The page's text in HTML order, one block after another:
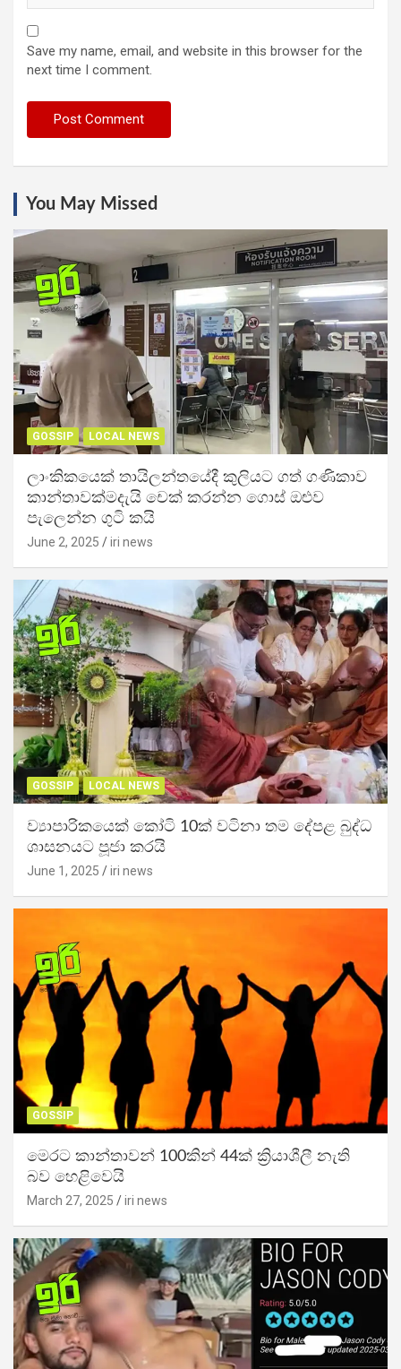
Save my name, email, and website in this browser for the
next time I comment.
You May Missed
GOSSIP LOCAL NEWS
ලාංකිකයෙක් තායිලන්තයේදී කුලියට ගත් ගණිකාව
කාන්තාවක්මදැයි චෙක් කරන්න ගොස් ඔළුව
පැලෙන්න ගුටි කයි
June 2, 2025 iri news
GOSSIP LOCAL NEWS
ව්‍යාපාරිකයෙක් කෝටි 10ක් වටිනා තම දේපළ බුද්ධ
ශාසනයට පූජා කරයි
June 1, 2025 iri news
GOSSIP
මෙරට කාන්තාවන් 100කින් 44ක් ක්‍රියාශීලී නැති
බව හෙළිවෙයි
March 27, 2025 iri news